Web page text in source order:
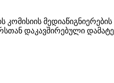
დაკავშირებული